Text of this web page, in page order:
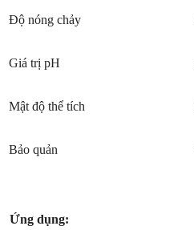
Độ nóng chảy
Giá trị pH
Mật độ thể tích
Bảo quản
Ứng dụng: